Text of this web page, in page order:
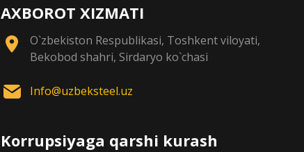
AXBOROT XIZMATI
O`zbekiston Respublikasi, Toshkent viloyati,
Bekobod shahri, Sirdaryo ko`chasi
Info@uzbeksteel.uz
Korrupsiyaga qarshi kurash